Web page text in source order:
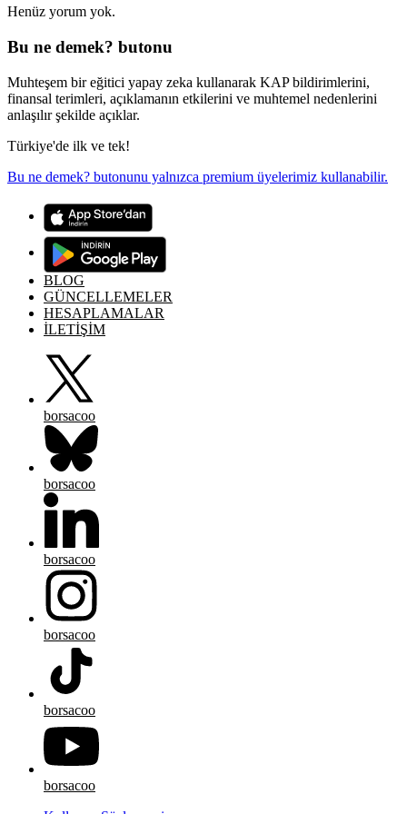
Henüz yorum yok.
Bu ne demek? butonu
Muhteşem bir eğitici yapay zeka kullanarak KAP bildirimlerini,
finansal terimleri, açıklamanın etkilerini ve muhtemel nedenlerini
anlaşılır şekilde açıklar.
Türkiye'de ilk ve tek!
Bu ne demek? butonunu yalnızca premium üyelerimiz kullanabilir.
BLOG
GÜNCELLEMELER
HESAPLAMALAR
İLETİŞİM
borsacoo
borsacoo
borsacoo
borsacoo
borsacoo
borsacoo